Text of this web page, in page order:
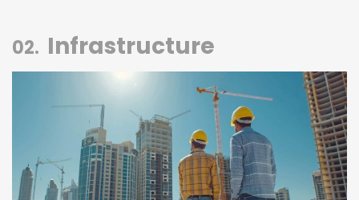
02. Infrastructure